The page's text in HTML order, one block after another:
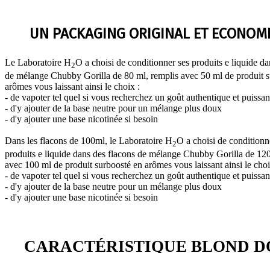
UN PACKAGING ORIGINAL ET
Le Laboratoire H2O a choisi de conditionner ses produits e liquide
de mélange Chubby Gorilla de 80 ml, remplis avec 50 ml de produit
arômes vous laissant ainsi le choix :
- de vapoter tel quel si vous recherchez un goût authentique et
- d'y ajouter de la base neutre pour un mélange plus doux
- d'y ajouter une base nicotinée si besoin
Dans les flacons de 100ml, le Laboratoire H2O a choisi de
produits e liquide dans des flacons de mélange Chubby Gorilla de
avec 100 ml de produit surboosté en arômes vous laissant ainsi le
- de vapoter tel quel si vous recherchez un goût authentique et
- d'y ajouter de la base neutre pour un mélange plus doux
- d'y ajouter une base nicotinée si besoin
CARACTÉRISTIQUE BLOND